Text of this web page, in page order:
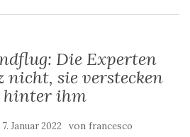
Die Experten
nicht, sie verstecken
hinter ihm
7. Januar 2022 von francesco